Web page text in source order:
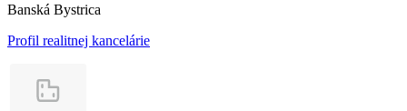
Banská Bystrica
Profil realitnej kancelárie